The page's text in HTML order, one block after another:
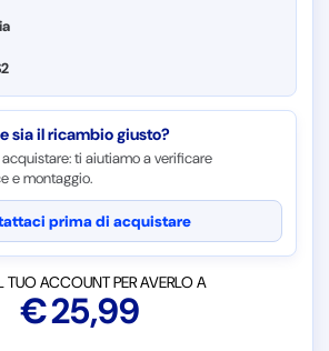
sia il ricambio giusto?
ti aiutiamo a verificare
e montaggio.
prima di acquistare
TUO ACCOUNT PER AVERLO A
€25,99